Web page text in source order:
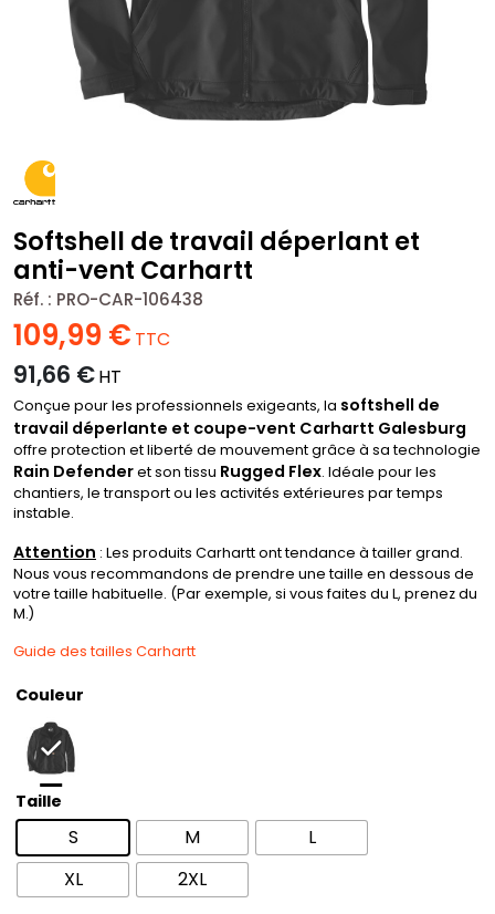
Softshell de travail déperlant et
anti-vent Carhartt
Réf. : PRO-CAR-106438
109,99 € TTC
91,66 €HT
Conçue pour les professionnels exigeants, la softshell de
travail déperlante et coupe-vent Carhartt Galesburg
offre protection et liberté de mouvement grâce à sa technologie
Rain Defenderet son tissu Rugged Flex. Idéale pour les
chantiers, le transport ou les activités extérieures par temps
instable.
Attention : Les produits Carhartt ont tendance à tailler grand.
Nous vous recommandons de prendre une taille en dessous de
votre taille habituelle. (Par exemple, si vous faites du L, prenez du
M.)
Guide des tailles Carhartt
Couleur
Taille
S M
L
XL
2XL